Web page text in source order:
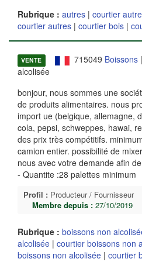
Rubrique : autres | courtier
courtier autres | courtier bois |
VENTE 715049 Boissons|
alcolisée
bonjour, nous sommes une
de produits alimentaires. nous
import ue (belgique, allemagne,
cola, pepsi, schweppes, hawai,
des prix très compétitifs.
camion entier. possibilité de
nous avec votre demande afin
- Quantite :28 palettes minimum
Profil : Producteur / Fournisseur
Membre depuis : 27/10/2019
Rubrique : boissons non
alcolisée | courtier boissons non
boissons non alcolisée | courtier